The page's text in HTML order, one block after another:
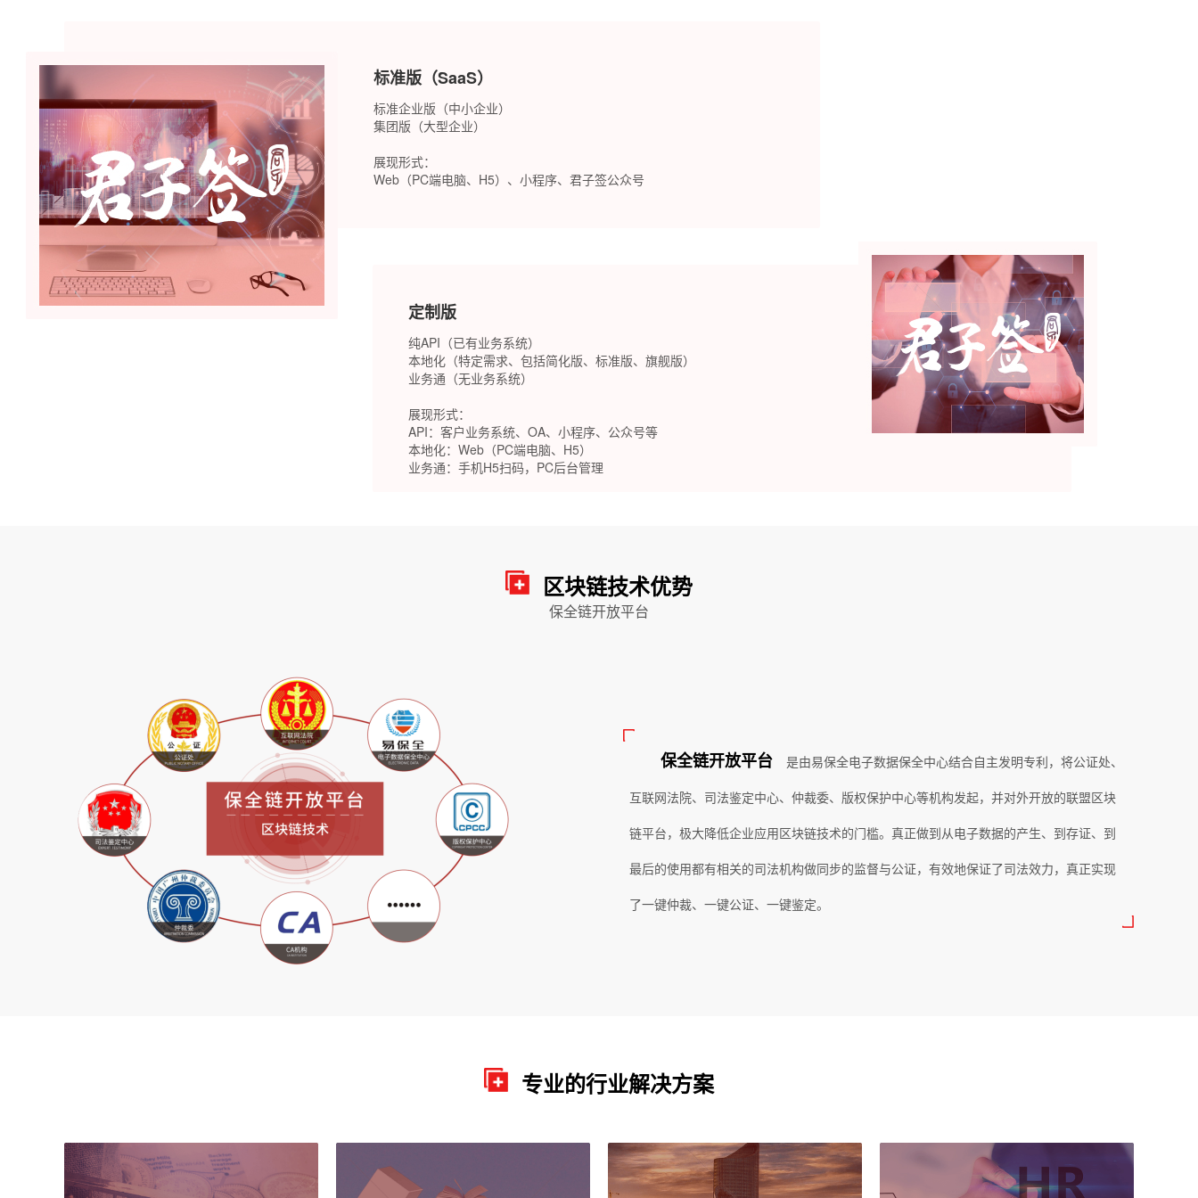
标准版（SaaS）
标准企业版（中小企业）
集团版（大型企业）
展现形式：
Web（PC端电脑、H5）、小程序、君子签公众号
定制版
纯API（已有业务系统）
本地化（特定需求、包括简化版、标准版、旗舰版）
业务通（无业务系统）
展现形式：
API：客户业务系统、OA、小程序、公众号等
本地化：Web（PC端电脑、H5）
业务通：手机H5扫码，PC后台管理
区块链技术优势
保全链开放平台
保全链开放平台
是由易保全电子数据保全中心结合自主发明专利，将公证处、
互联网法院、司法鉴定中心、仲裁委、版权保护中心等机构发起，并对外开放的联盟区块
链平台，极大降低企业应用区块链技术的门槛。真正做到从电子数据的产生、到存证、到
最后的使用都有相关的司法机构做同步的监督与公证，有效地保证了司法效力，真正实现
了一键仲裁、一键公证、一键鉴定。
专业的行业解决方案